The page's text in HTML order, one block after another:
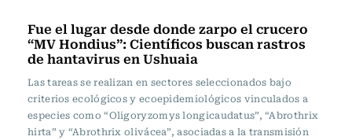
Fue el lugar desde donde zarpo el crucero
“MV Hondius”: Científicos buscan rastros
de hantavirus en Ushuaia
Las tareas se realizan en sectores seleccionados bajo
criterios ecológicos y ecoepidemiológicos vinculados a
especies como “Oligoryzomys longicaudatus”, “Abrothrix
hirta” y “Abrothrix olivácea”, asociadas a la transmisión